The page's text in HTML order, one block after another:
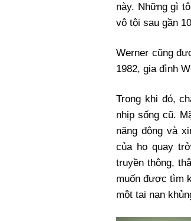
này. Những gì
vô tội sau gần
Werner cũng
1982, gia đình
Trong khi đó,
nhịp sống cũ.
năng động và
của họ quay
truyền thông,
muốn được tìm
một tai nạn